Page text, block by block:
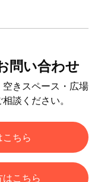
問い合わせ
きスペース・広場
談ください。
ちら
こちら